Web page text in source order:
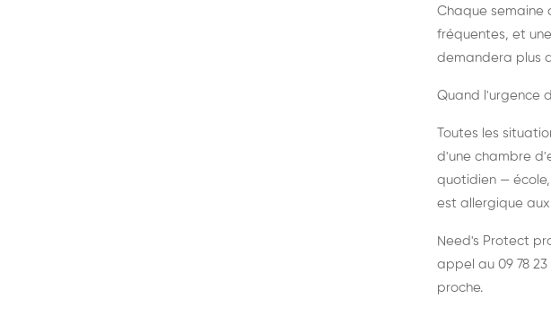
Chaque semaine
fréquentes, et
demandera plus
Quand l'urgence
Toutes les
d'une chambre
quotidien —
est allergique
Need's Protect
appel au 09 78
proche.